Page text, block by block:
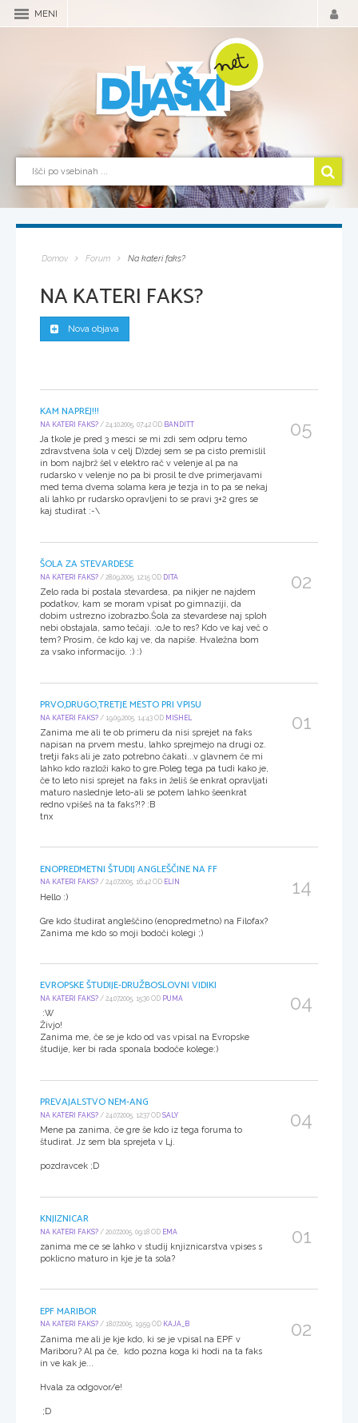
MENI
Domov Forum Na kateri faks?
NA KATERI FAKS?
Nova objava
KAM NAPREJ!!!
NA KATERI FAKS? / 24.10.2005, 07:42 OD BANDITT
Ja tkole je pred 3 mesci se mi zdi sem odpru temo
zdravstvena šola v celj D)zdej sem se pa cisto premislil
in bom najbrž šel v elektro rač v velenje al pa na
rudarsko v velenje no pa bi prosil te dve primerjavami
med tema dvema solama kera je tezja in to pa se nekaj
ali lahko pr rudarsko opravljeni to se pravi 3+2 gres se
kaj studirat :-\
05
ŠOLA ZA STEVARDESE
NA KATERI FAKS? / 28.09.2005, 12:15 OD DITA
Zelo rada bi postala stevardesa, pa nikjer ne najdem
podatkov, kam se moram vpisat po gimnaziji, da
dobim ustrezno izobrazbo.Šola za stevardese naj sploh
nebi obstajala, samo tečaji. :oJe to res? Kdo ve kaj več o
tem? Prosim, če kdo kaj ve, da napiše. Hvaležna bom
za vsako informacijo. :) :)
02
PRVO,DRUGO,TRETJE MESTO PRI VPISU
NA KATERI FAKS? / 19.09.2005, 14:43 OD MISHEL
Zanima me ali te ob primeru da nisi sprejet na faks
napisan na prvem mestu, lahko sprejmejo na drugi oz.
tretji faks ali je zato potrebno čakati...v glavnem če mi
lahko kdo razloži kako to gre.Poleg tega pa tudi kako je,
če to leto nisi sprejet na faks in želiš še enkrat opravljati
maturo naslednje leto-ali se potem lahko šeenkrat
redno vpišeš na ta faks?!? :B
tnx
01
ENOPREDMETNI ŠTUDIJ ANGLEŠČINE NA FF
NA KATERI FAKS? / 24.07.2005, 16:42 OD ELIN
Hello :)
Gre kdo študirat angleščino (enopredmetno) na Filofax?
Zanima me kdo so moji bodoči kolegi ;)
14
EVROPSKE ŠTUDIJE-DRUŽBOSLOVNI VIDIKI
NA KATERI FAKS? / 24.07.2005, 15:30 OD PUMA
:W
Živjo!
Zanima me, če se je kdo od vas vpisal na Evropske
študije, ker bi rada sponala bodoče kolege:)
04
PREVAJALSTVO NEM-ANG
NA KATERI FAKS? / 24.07.2005, 12:37 OD SALY
Mene pa zanima, če gre še kdo iz tega foruma to
študirat. Jz sem bla sprejeta v Lj.
pozdravcek ;D
04
KNJIZNICAR
NA KATERI FAKS? / 20.07.2005, 09:18 OD EMA
zanima me ce se lahko v studij knjiznicarstva vpises s
poklicno maturo in kje je ta sola?
01
EPF MARIBOR
NA KATERI FAKS? / 18.07.2005, 19:59 OD KAJA_B
Zanima me ali je kje kdo, ki se je vpisal na EPF v
Mariboru? Al pa če, kdo pozna koga ki hodi na ta faks
in ve kak je...
Hvala za odgovor/e!
;D
02